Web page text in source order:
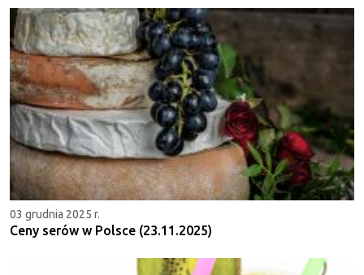
03 grudnia 2025 r.
Ceny serów w Polsce (23.11.2025)